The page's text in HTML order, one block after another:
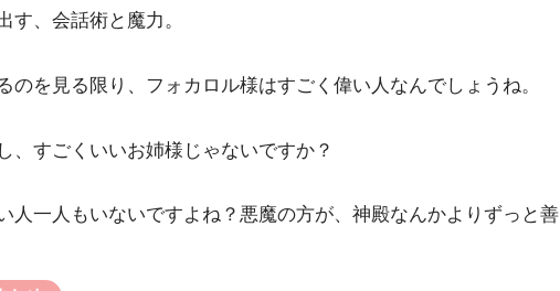
す、会話術と魔力。
のを見る限り、フォカロル様はすごく偉い人なんでしょうね。
、すごくいいお姉様じゃないですか？
人一人もいないですよね？悪魔の方が、神殿なんかよりずっと善